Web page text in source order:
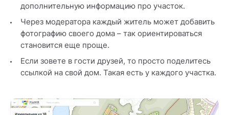
дополнительную информацию про участок.
Через модератора каждый житель может добавить
фотографию своего дома – так ориентироваться
становится еще проще.
Если зовете в гости друзей, то просто поделитесь
ссылкой на свой дом. Такая есть у каждого участка.